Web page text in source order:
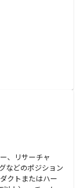
、リサーチャ
などのポジション
クトまたはハー